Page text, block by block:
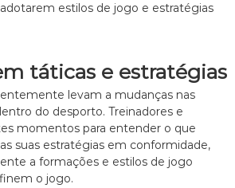
estilos de jogo e estratégias
táticas e estratégias
levam a mudanças nas
do desporto. Treinadores e
momentos para entender o que
suas estratégias em conformidade,
a formações e estilos de jogo
o jogo.